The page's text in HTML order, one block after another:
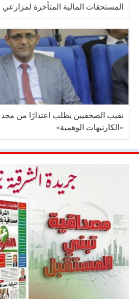
المستحقات المالية المتأخرة
نقيب الصحفيين يطلب اعتذارًا من
«الكارنيهات الوهمية»